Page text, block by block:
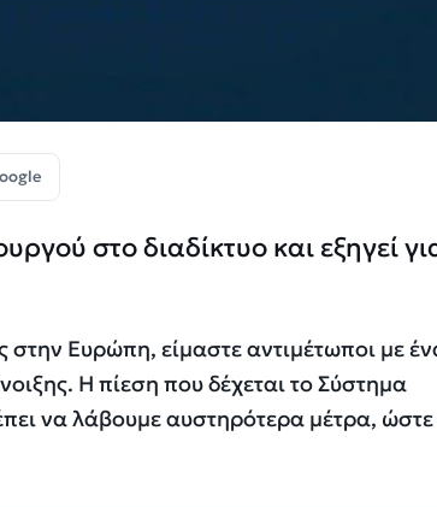
στο διαδίκτυο και εξηγεί
Ευρώπη, είμαστε αντιμέτωποι με
Η πίεση που δέχεται το Σύστημα
να λάβουμε αυστηρότερα μέτρα,